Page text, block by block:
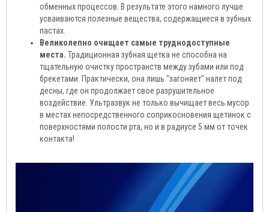
обменных процессов. В результате этого намного лучше
усваиваются полезные вещества, содержащиеся в зубных
пастах.
Великолепно очищает самые труднодоступные
места. Традиционная зубная щетка не способна на
тщательную очистку пространств между зубами или под
брекетами. Практически, она лишь "загоняет" налет под
десны, где он продолжает свое разрушительное
воздействие. Ультразвук не только вычищает весь мусор
в местах непосредственного соприкосновения щетинок с
поверхностями полости рта, но и в радиусе 5 мм от точек
контакта!